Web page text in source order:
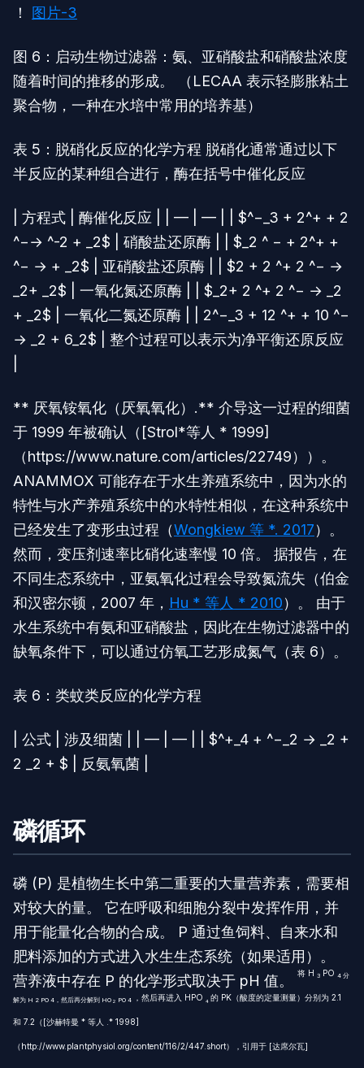
！ 图片-3
图 6：启动生物过滤器：氨、亚硝酸盐和硝酸盐浓度
随着时间的推移的形成。 （LECAA 表示轻膨胀粘土
聚合物，一种在水培中常用的培养基）
表 5：脱硝化反应的化学方程 脱硝化通常通过以下
半反应的某种组合进行，酶在括号中催化反应
| 方程式 | 酶催化反应 | | — | — | | $^−_3 + 2^+ + 2
^−→ ^-2 + _2$ | 硝酸盐还原酶 | | $_2 ^ − + 2^+ +
^− → + _2$ | 亚硝酸盐还原酶 | | $2 + 2 ^+ 2 ^− →
_2+ _2$ | 一氧化氮还原酶 | | $_2+ 2 ^+ 2 ^− → _2
+ _2$ | 一氧化二氮还原酶 | | 2^−_3 + 12 ^+ + 10 ^−
→ _2 + 6_2$ | 整个过程可以表示为净平衡还原反应
** 厌氧铵氧化（厌氧氧化）.** 介导这一过程的细菌
于 1999 年被确认（[Strol*等人 * 1999]
（https://www.nature.com/articles/22749））。
ANAMMOX 可能存在于水生养殖系统中，因为水的
特性与水产养殖系统中的水特性相似，在这种系统中
已经发生了变形虫过程（Wongkiew 等 *. 2017）。
然而，变压剂速率比硝化速率慢 10 倍。 据报告，在
不同生态系统中，亚氨氧化过程会导致氮流失（伯金
和汉密尔顿，2007 年， Hu * 等人 * 2010）。 由于
水生系统中有氨和亚硝酸盐，因此在生物过滤器中的
缺氧条件下，可以通过仿氧工艺形成氮气（表 6）。
表 6：类蚊类反应的化学方程
| 公式 | 涉及细菌 | | — | — | | $^+_4 + ^−_2 → _2 +
2 _2 + $ | 反氨氧菌 |
磷循环
磷 (P) 是植物生长中第二重要的大量营养素，需要相
对较大的量。 它在呼吸和细胞分裂中发挥作用，并
用于能量化合物的合成。 P 通过鱼饲料、自来水和
肥料添加的方式进入水生生态系统（如果适用）。
营养液中存在 P 的化学形式取决于 pH 值。
将 H 3 PO 4 分
解为 H 2 PO 4，然后再分解到 HO 2 PO 4 ，然后再进入 HPO 4 的 PK（酸度的定量测量）分别为 2.1
和 7.2（[沙赫特曼 * 等人 .* 1998]
（http://www.plantphysiol.org/content/116/2/447.short），引用于 [达席尔瓦]